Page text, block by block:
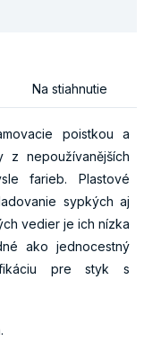
Na stiahnutie
poistkou a
nepoužívanějších
farieb. Plastové
sypkých aj
vedier je ich nízka
ako jednocestný
pre styk s